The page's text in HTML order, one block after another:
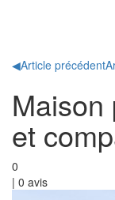
◀Article précédent
Maison
et
0
| 0 avis